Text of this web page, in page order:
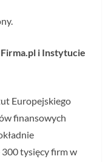
i Instytucie
Europejskiego
finansowych
tysięcy firm w